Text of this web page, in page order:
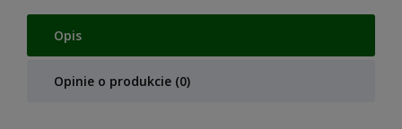
Opis
Opinie o produkcie (0)